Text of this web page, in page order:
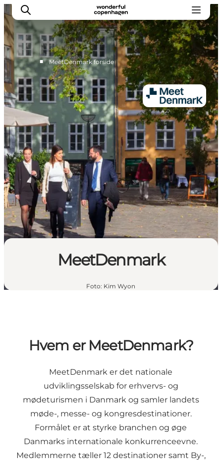
Hjem
Projekter
Temaer
Om MeetDenmark
English
■ MeetDenmark forside
MeetDenmark
Foto: Kim Wyon
Hvem er MeetDenmark?
MeetDenmark er det nationale
udviklingsselskab for erhvervs- og
mødeturismen i Danmark og samler landets
møde-, messe- og kongresdestinationer.
Formålet er at styrke branchen og øge
Danmarks internationale konkurrenceevne.
Medlemmerne tæller 12 destinationer samt By-,